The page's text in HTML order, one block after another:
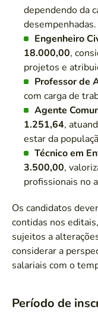
dependendo da
desempenhadas.
Engenheiro
18.000,00,
projetos e
Professor de
com carga de
Agente
1.251,64,
estar da
Técnico em
3.500,00,
profissionais no
Os candidatos
contidas nos
sujeitos a
considerar a
salariais com o
Período de